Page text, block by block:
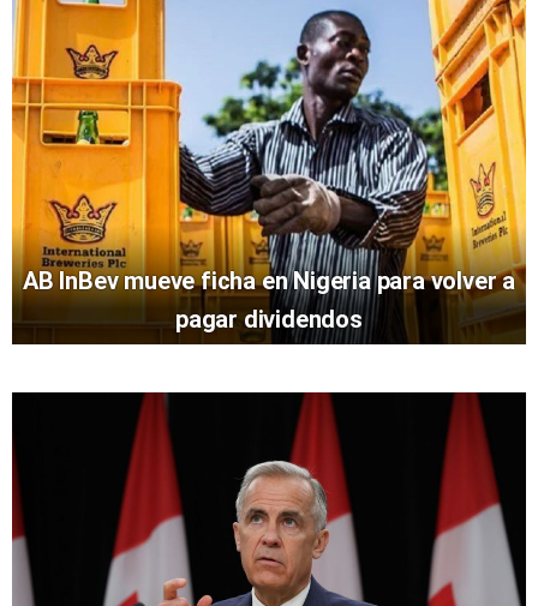
AB InBev mueve ficha en Nigeria para volver a
pagar dividendos